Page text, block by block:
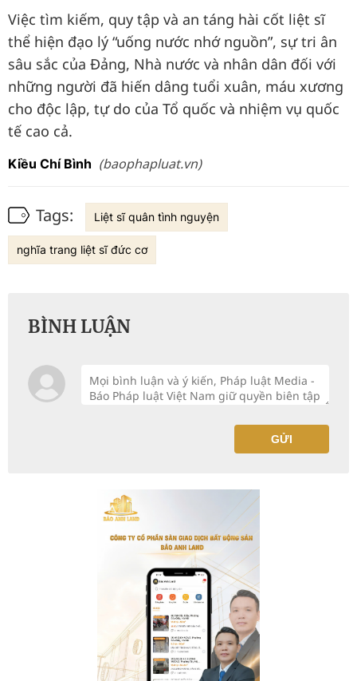
Việc tìm kiếm, quy tập và an táng hài cốt liệt sĩ
thể hiện đạo lý “uống nước nhớ nguồn”, sự tri ân
sâu sắc của Đảng, Nhà nước và nhân dân đối với
những người đã hiến dâng tuổi xuân, máu xương
cho độc lập, tự do của Tổ quốc và nhiệm vụ quốc
tế cao cả.
Kiều Chí Bình (baophapluat.vn)
Tags: Liệt sĩ quân tình nguyện
nghĩa trang liệt sĩ đức cơ
BÌNH LUẬN
GỬI